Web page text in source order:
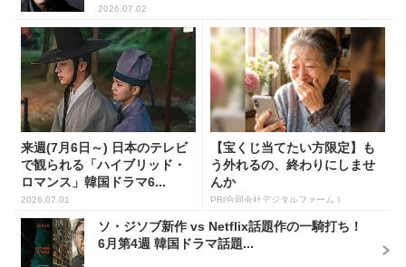
2026.07.02
来週(7月6日～) 日本のテレビ
で観られる「ハイブリッド・
ロマンス」韓国ドラマ6...
2026.07.01
【宝くじ当てたい方限定】も
う外れるの、終わりにしませ
んか
PR(合同会社デジタルファーム )
ソ・ジソブ新作 vs Netflix話題作の一騎打ち！
6月第4週 韓国ドラマ話題...